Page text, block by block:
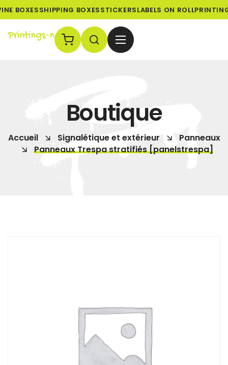
BOXESSHIPPING BOXESSTICKERSLABELS ON ROLL
Printings-n
Boutique
Accueil Signalétique et extérieur
Panneaux
Panneaux Trespa stratifiés [panelstrespa]